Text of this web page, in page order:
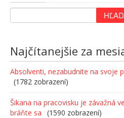
Najčítanejšie za
Absolventi, nezabudnite na svoje
(1782 zobrazení)
Šikana na pracovisku je závažná
bráňte sa
(1590 zobrazení)